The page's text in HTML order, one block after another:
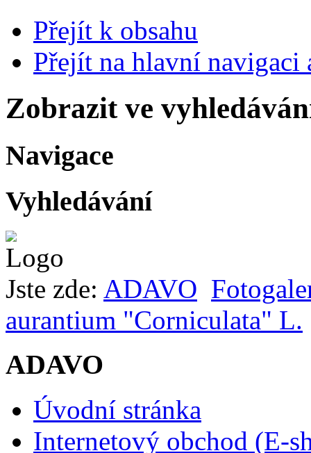
Přejít k obsahu
Přejít na hlavní navigaci
Zobrazit ve
Navigace
Vyhledávání
Jste zde: ADAVO
aurantium "Corniculata" L.
ADAVO
Úvodní stránka
Internetový obchod (E-